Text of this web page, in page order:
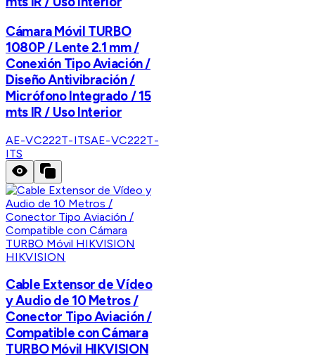
Cámara Móvil TURBO
1080P / Lente 2.1 mm /
Conexión Tipo Aviación /
Diseño Antivibración /
Micrófono Integrado / 15
mts IR / Uso Interior
AE-VC222T-ITSAE-VC222T-
ITS
HIKVISION
Cable Extensor de Vídeo
y Audio de 10 Metros /
Conector Tipo Aviación /
Compatible con Cámara
TURBO Móvil HIKVISION